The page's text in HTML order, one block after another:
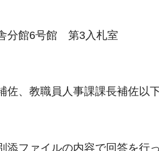
分館6号館 第3入札室
佐、教職員人事課課長補佐以
添ファイルの内容で回答を行っ